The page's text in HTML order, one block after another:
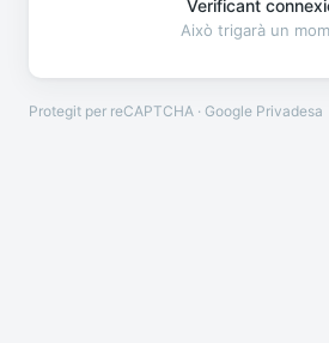
Verificant
Això trigarà un
Protegit per reCAPTCHA · Google Privadesa